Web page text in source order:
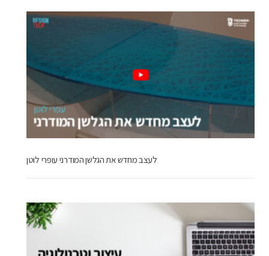
לעצב מחדש את הגלשן המודרני עופרי לוטן